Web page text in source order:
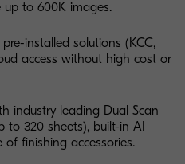
up to 600K images.
installed solutions (KCC,
access without high cost or
industry leading Dual Scan
to 320 sheets), built-in AI
finishing accessories.